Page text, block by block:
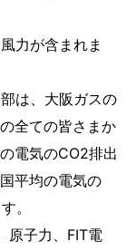
力が含まれま
は、大阪ガスの
全ての皆さまか
電気のCO2排出
平均の電気の
。
原子力、FIT電